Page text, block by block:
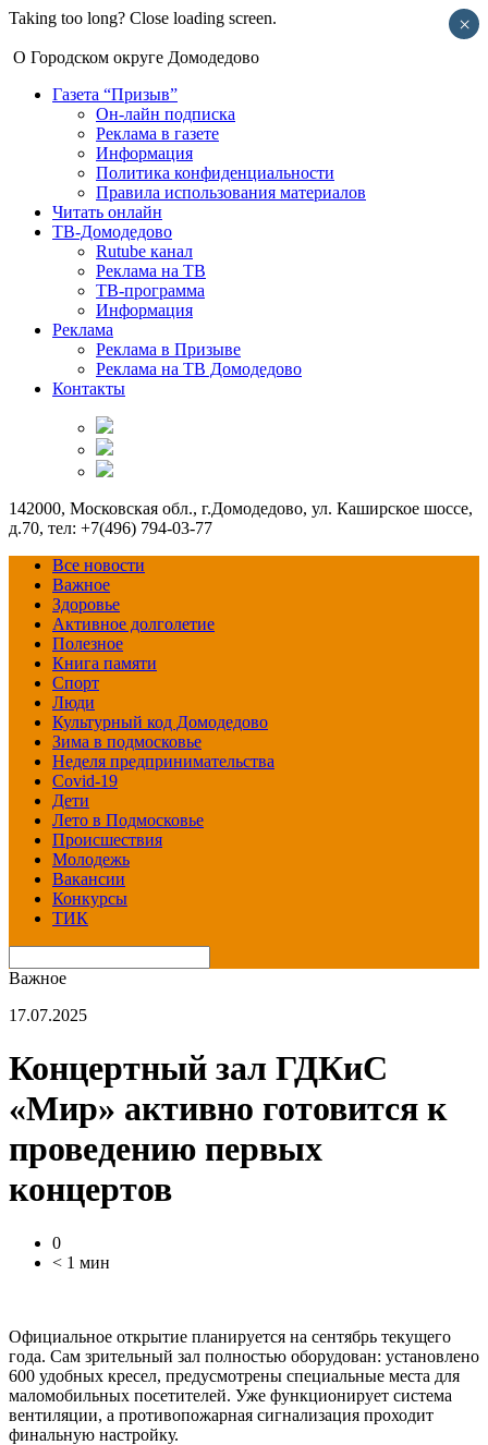
Taking too long? Close loading screen.
О Городском округе Домодедово
Газета “Призыв”
Он-лайн подписка
Реклама в газете
Информация
Политика конфиденциальности
Правила использования материалов
Читать онлайн
ТВ-Домодедово
Rutube канал
Реклама на ТВ
ТВ-программа
Информация
Реклама
Реклама в Призыве
Реклама на ТВ Домодедово
Контакты
142000, Московская обл., г.Домодедово, ул. Каширское шоссе,
д.70, тел: +7(496) 794-03-77
Все новости
Важное
Здоровье
Активное долголетие
Полезное
Книга памяти
Спорт
Люди
Культурный код Домодедово
Зима в подмосковье
Неделя предпринимательства
Covid-19
Дети
Лето в Подмосковье
Происшествия
Молодежь
Вакансии
Конкурсы
ТИК
Важное
17.07.2025
Концертный зал ГДКиС
«Мир» активно готовится к
проведению первых
концертов
0
< 1 мин
Официальное открытие планируется на сентябрь текущего
года. Сам зрительный зал полностью оборудован: установлено
600 удобных кресел, предусмотрены специальные места для
маломобильных посетителей. Уже функционирует система
вентиляции, а противопожарная сигнализация проходит
финальную настройку.
×